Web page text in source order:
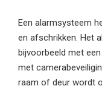
Een alarmsysteem
en afschrikken. Het
bijvoorbeeld met
met
raam of deur wordt